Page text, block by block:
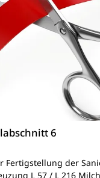
6
Fertigstellung der
L 57 / L 216